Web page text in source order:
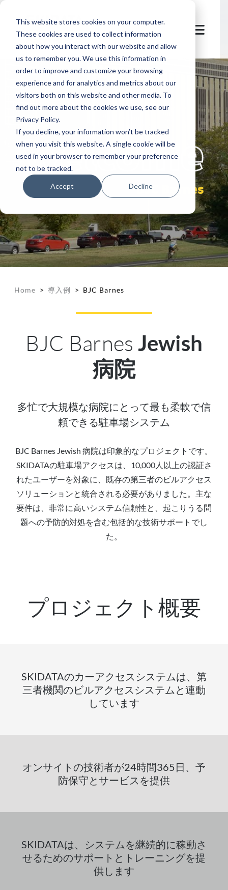
This website stores cookies on your computer.
These cookies are used to collect information
about how you interact with our website and allow
us to remember you. We use this information in
order to improve and customize your browsing
experience and for analytics and metrics about our
visitors both on this website and other media. To
find out more about the cookies we use, see our
Privacy Policy.
If you decline, your information won’t be tracked
when you visit this website. A single cookie will be
used in your browser to remember your preference
not to be tracked.
Accept Decline
let's
welcome
BJC Barnes
Home > 導入例 > BJC Barnes
BJC Barnes Jewish
病院
多忙で大規模な病院にとって最も柔軟で信
頼できる駐車場システム
BJC Barnes Jewish 病院は印象的なプロジェクトです。
SKIDATAの駐車場アクセスは、10,000人以上の認証さ
れたユーザーを対象に、既存の第三者のビルアクセス
ソリューションと統合される必要がありました。主な
要件は、非常に高いシステム信頼性と、起こりうる問
題への予防的対処を含む包括的な技術サポートでし
た。
プロジェクト概要
SKIDATAのカーアクセスシステムは、第
三者機関のビルアクセスシステムと連動
しています
オンサイトの技術者が24時間365日、予
防保守とサービスを提供
SKIDATAは、システムを継続的に稼動さ
せるためのサポートとトレーニングを提
供します